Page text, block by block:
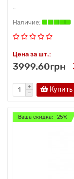
Цена за шт.:
3999.60грн
Купить
Ваша скидка: -25%